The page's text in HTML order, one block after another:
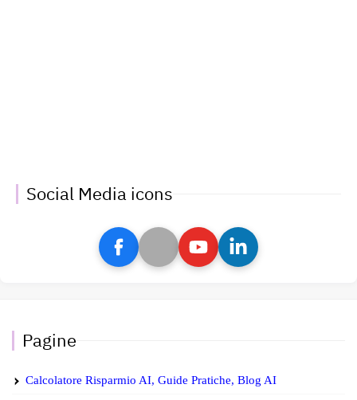
Social Media icons
Pagine
Calcolatore Risparmio AI, Guide Pratiche, Blog AI